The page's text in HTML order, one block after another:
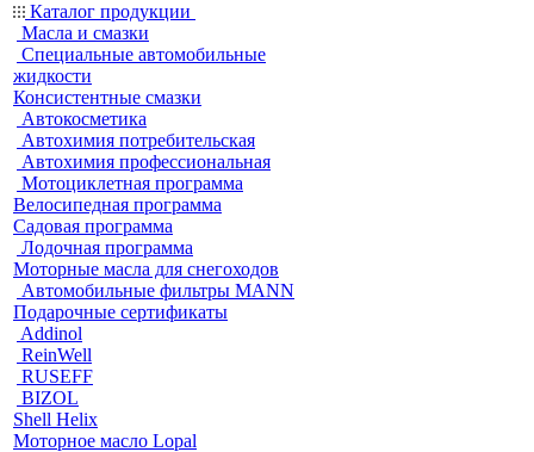
Каталог продукции
Масла и смазки
Специальные автомобильные
жидкости
Консистентные смазки
Автокосметика
Автохимия потребительская
Автохимия профессиональная
Мотоциклетная программа
Велосипедная программа
Садовая программа
Лодочная программа
Моторные масла для снегоходов
Автомобильные фильтры MANN
Подарочные сертификаты
Addinol
ReinWell
RUSEFF
BIZOL
Shell Helix
Моторное масло Lopal